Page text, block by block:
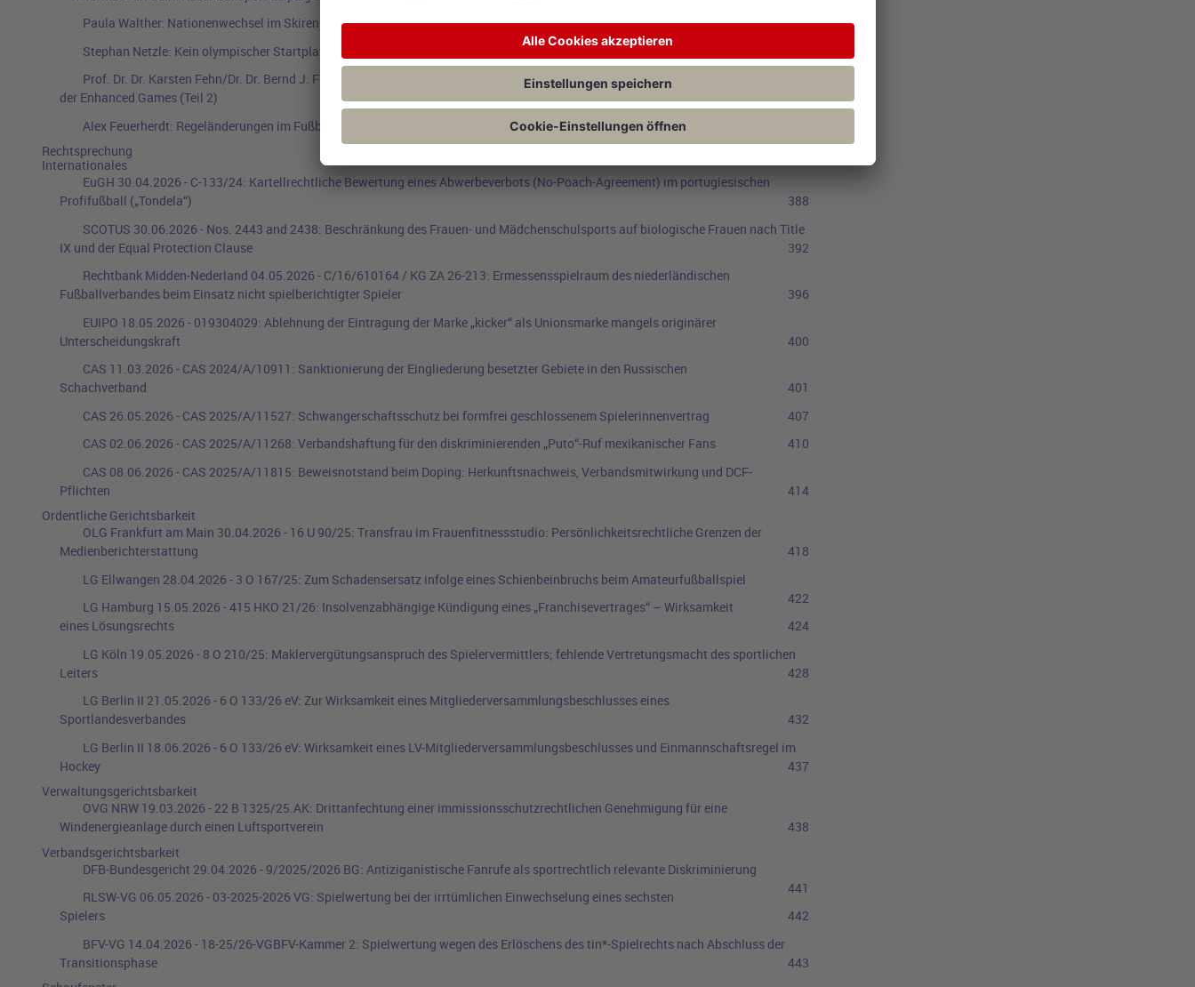
Paula Walther: Nationenwechsel im Skirennsport – Bosman auf Ski?
364
Stephan Netzle: Kein olympischer Startplatz aus Gleichstellungszielen
Prof. Dr. Dr. Karsten Fehn/Dr. Dr. Bernd J. Fehn/Tripp Haston/Prof. Dr. Jörg C. Brokmann:Zur sport(straf)rechtlichen Einordnung
der Enhanced Games (Teil 2)
375
Alex Feuerherdt: Regeländerungen im Fußball: Mehr Tempo, weniger Unsportlichkeiten
Rechtsprechung
Internationales
EuGH 30.04.2026 - C-133/24: Kartellrechtliche Bewertung eines Abwerbeverbots (No-Poach-Agreement) im portugiesischen
Profifußball („Tondela“)
388
SCOTUS 30.06.2026 - Nos. 2443 and 2438: Beschränkung des Frauen- und Mädchenschulsports auf biologische Frauen nach Title
IX und der Equal Protection Clause
392
Rechtbank Midden-Nederland 04.05.2026 - C/16/610164 / KG ZA 26-213: Ermessensspielraum des niederländischen
Fußballverbandes beim Einsatz nicht spielberichtigter Spieler
396
EUIPO 18.05.2026 - 019304029: Ablehnung der Eintragung der Marke „kicker“ als Unionsmarke mangels originärer
Unterscheidungskraft
400
CAS 11.03.2026 - CAS 2024/A/10911 : Sanktionierung der Eingliederung besetzter Gebiete in den Russischen
Schachverband
401
CAS 26.05.2026 - CAS 2025/A/11527: Schwangerschaftsschutz bei formfrei geschlossenem Spielerinnenvertrag
407
CAS 02.06.2026 - CAS 2025/A/11268: Verbandshaftung für den diskriminierenden „Puto“-Ruf mexikanischer Fans
410
CAS 08.06.2026 - CAS 2025/A/11815: Beweisnotstand beim Doping: Herkunftsnachweis, Verbandsmitwirkung und DCF-
Pflichten
414
Ordentliche Gerichtsbarkeit
OLG Frankfurt am Main 30.04.2026 - 16 U 90/25: Transfrau im Frauenfitnessstudio: Persönlichkeitsrechtliche Grenzen der
Medienberichterstattung
418
LG Ellwangen 28.04.2026 - 3 O 167/25: Zum Schadensersatz infolge eines Schienbeinbruchs beim Amateurfußballspiel
422
LG Hamburg 15.05.2026 -415 HKO 21/26: Insolvenzabhängige Kündigung eines „Franchisevertrages“ – Wirksamkeit
eines Lösungsrechts
424
LG Köln 19.05.2026 - 8 O 210/25: Maklervergütungsanspruch des Spielervermittlers; fehlende Vertretungsmacht des sportlichen
Leiters
428
LG Berlin II 21.05.2026 - 6 O 133/26 eV: Zur Wirksamkeit eines Mitgliederversammlungsbeschlusses eines
Sportlandesverbandes
432
LG Berlin II 18.06.2026 - 6 O 133/26 eV: Wirksamkeit eines LV-Mitgliederversammlungsbeschlusses und Einmannschaftsregel im
Hockey
437
Verwaltungsgerichtsbarkeit
OVG NRW 19.03.2026 - 22 B 1325/25.AK: Drittanfechtung einer immissionsschutzrechtlichen Genehmigung für eine
Windenergieanlage durch einen Luftsportverein
438
Verbandsgerichtsbarkeit
DFB-Bundesgericht 29.04.2026 -9/2025/2026 BG: Antiziganistische Fanrufe als sportrechtlich relevante Diskriminierung
441
RLSW-VG 06.05.2026 - 03-2025-2026 VG: Spielwertung bei der irrtümlichen Einwechselung eines sechsten
Spielers
442
BFV-VG 14.04.2026 - 18-25/26-VGBFV-Kammer 2: Spielwertung wegen des Erlöschens des tin*-Spielrechts nach Abschluss der
Transitionsphase
443